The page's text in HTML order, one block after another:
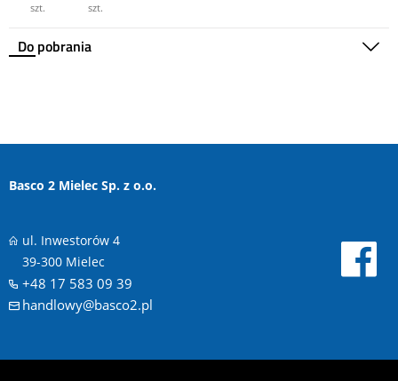
szt.
szt.
Do pobrania
Basco 2 Mielec Sp. z o.o.
ul. Inwestorów 4
39-300 Mielec
+48 17 583 09 39
handlowy@basco2.pl